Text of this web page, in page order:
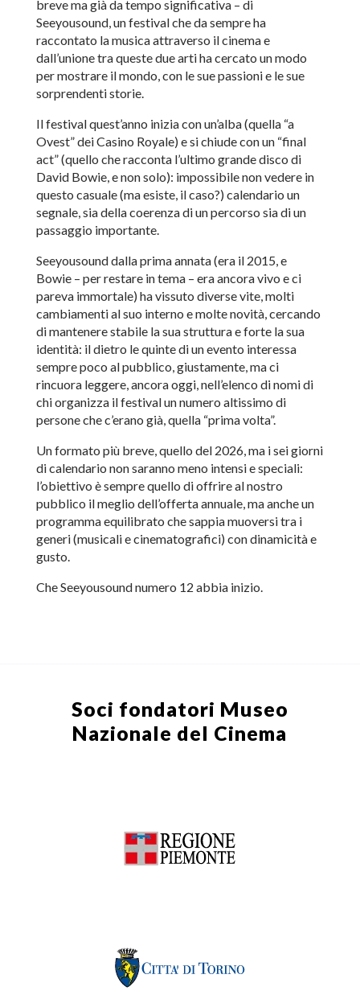
breve ma già da tempo significativa – di
Seeyousound, un festival che da sempre ha
raccontato la musica attraverso il cinema e
dall’unione tra queste due arti ha cercato un modo
per mostrare il mondo, con le sue passioni e le sue
sorprendenti storie.
Il festival quest’anno inizia con un’alba (quella “a
Ovest” dei Casino Royale) e si chiude con un “final
act” (quello che racconta l’ultimo grande disco di
David Bowie, e non solo): impossibile non vedere in
questo casuale (ma esiste, il caso?) calendario un
segnale, sia della coerenza di un percorso sia di un
passaggio importante.
Seeyousound dalla prima annata (era il 2015, e
Bowie – per restare in tema – era ancora vivo e ci
pareva immortale) ha vissuto diverse vite, molti
cambiamenti al suo interno e molte novità, cercando
di mantenere stabile la sua struttura e forte la sua
identità: il dietro le quinte di un evento interessa
sempre poco al pubblico, giustamente, ma ci
rincuora leggere, ancora oggi, nell’elenco di nomi di
chi organizza il festival un numero altissimo di
persone che c’erano già, quella “prima volta”.
Un formato più breve, quello del 2026, ma i sei giorni
di calendario non saranno meno intensi e speciali:
l’obiettivo è sempre quello di offrire al nostro
pubblico il meglio dell’offerta annuale, ma anche un
programma equilibrato che sappia muoversi tra i
generi (musicali e cinematografici) con dinamicità e
gusto.
Che Seeyousound numero 12 abbia inizio.
Soci fondatori Museo
Nazionale del Cinema